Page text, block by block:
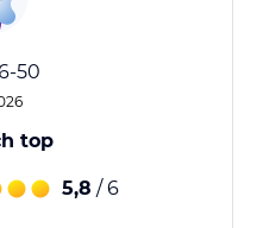
50
top
5,8 / 6